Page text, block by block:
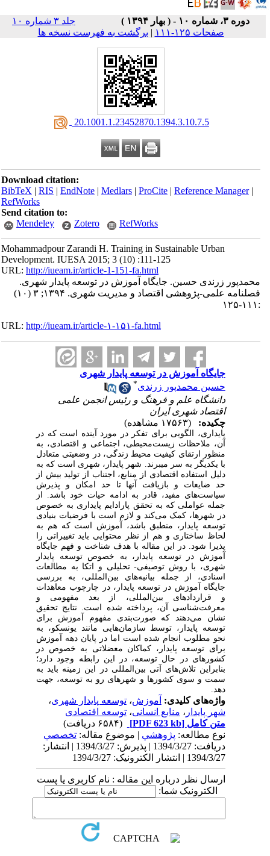
دوره ۳، شماره ۱۰ - ( بهار ۱۳۹۴ )
جلد ۳ شماره ۱۰
صفحات ۱۲۵-۱۱۱
| برگشت به فهرست نسخه ها
‎ 20.1001.1.23452870.1394.3.10.7.5
Download citation:
BibTeX|RIS|EndNote|Medlars|ProCite|Reference Manager
RefWorks
Send citation to:
Mendeley
Zotero RefWorks
Mohammadpour Zarandi H. Training in Sustainable Urban
Development. IUESA 2015; 3 (10) :111-125
URL:http://iueam.ir/article-1-151-fa.html
محمدپور زرندی حسین. جایگاه آموزش در توسعه پایدار شهری.
فصلنامه علمی-پژوهشی اقتصاد و مدیریت شهری. ۱۳۹۴; ۳ (۱۰)
URL:http://iueam.ir/article-۱-۱۵۱-fa.html
جایگاه آموزش در توسعه پایدار شهری
حسین محمدپور زرندی*
دانشگاه علم و فرهنگ و رئیس انجمن علمی
اقتصاد شهری ایران
چکیده:
پایداری، الگویی برای تفکر در مورد آینده است که در
آن، ملاحظات زیست‌محیطی، اجتماعی و اقتصادی، به
منظور ارتقای کیفیت محیط زندگی، در وضعیتی متعادل
با یکدیگر به سر می­برند.شهر پایدار، شهری است که به
دلیل استفاده اقتصادی از منابع، اجتناب از تولید بیش از
حد ضایعات و بازیافت آنها تا حد امکان و پذیرش
سیاست‌های مفید، قادر به ادامه حیات خود باشد.از
جمله عواملی که به تحقق پارادایم پایداری به خصوص
در شهرها، کمک می‌کند و لازم است با فرضیات بنیادی
توسعه پایدار، منطبق باشد، آموزش است که هم به
لحاظ ساختاری و هم از نظر محتوایی باید تغییراتی را
پذیرا شود. در این مقاله با هدف شناخت و فهم جایگاه
آموزش در توسعه پایدار، به خصوص توسعه پایدار
شهری، با روش توصیفی- تحلیلی و اتکا به مطالعات
اسنادی، از جمله بیانیه‌های بین‌المللی، به بررسی
جایگاه آموزش در توسعه پایدار، در چارچوب معاهدات
و قراردادهای بین‌المللی، از بعد مفهومی و
معرفت‌شناسی آن، پرداخته شده است. نتایج تحقیق
نشان می‌دهند که صورت‌بندی مفهوم آموزش برای
توسعه پایدار، توسط سازمان‌هایی مانند یونسکو، به
نحو مطلوب انجام شده است اما در پایان دهه آموزش
برای توسعه پایدار، کماکان معضلاتی به خصوص در
کشورهای در حال توسعه، در این رابطه وجود دارد؛
بنابراین تلاش‌های آتی بین‌المللی در این زمینه باید به
سمت و سوی کشورها و شهرهای رو به توسعه، جهت‌
دهد.
واژه‌های کلیدی:آموزش،توسعه پایدار شهری،
شهر پایدار ، منابع انسانی،توسعه اقتصادی
متن کامل[PDF 623 kb]
نوع مطالعه:پژوهشي| موضوع مقاله:تخصصي
دریافت: 1394/3/27 | پذیرش: 1394/3/27 | انتشار:
1394/3/27 | انتشار الکترونیک: 1394/3/27
ارسال نظر درباره این مقاله : نام کاربری یا پست
الکترونیک شما: